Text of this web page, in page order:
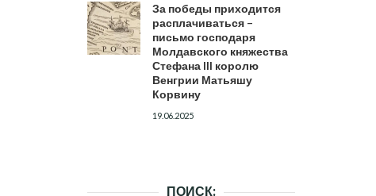
За победы приходится
расплачиваться –
письмо господаря
Молдавского княжества
Стефана III королю
Венгрии Матьяшу
Корвину
19.06.2025
ПОИСК: